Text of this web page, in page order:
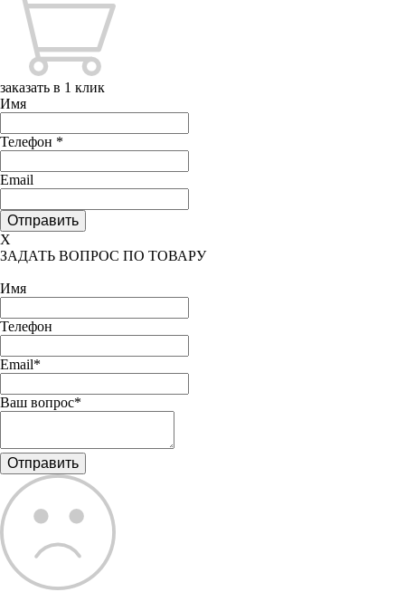
заказать в 1 клик
Имя
Телефон *
Email
X
ЗАДАТЬ ВОПРОС ПО ТОВАРУ
Имя
Телефон
Email*
Ваш вопрос*